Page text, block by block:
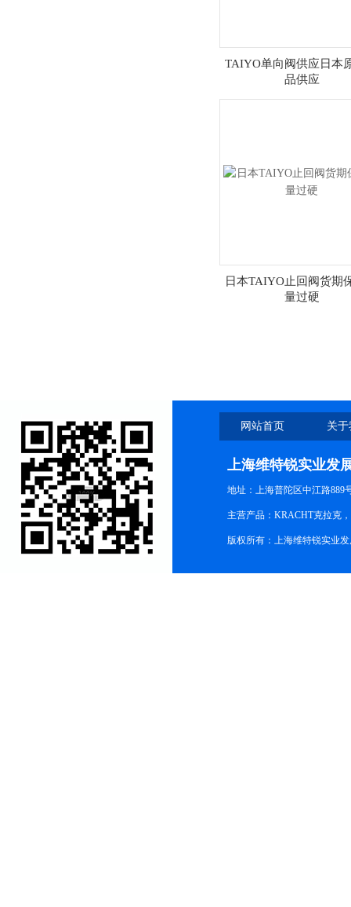
TAIYO单向阀供应日本
品供应
日本TAIYO止回阀货期
量过硬
网站首页 关
上海维特锐实业发
地址：上海普陀区中江路889
主营产品：KRACHT克拉克
版权所有：上海维特锐实业